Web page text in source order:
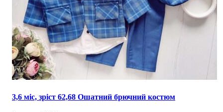
3,6 міс, зріст 62,68 Ошатний брючний костюм